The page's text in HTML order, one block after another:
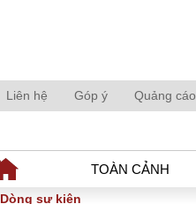
Liên hệ Góp ý Quảng cáo
TOÀN CẢNH
Dòng sự kiện